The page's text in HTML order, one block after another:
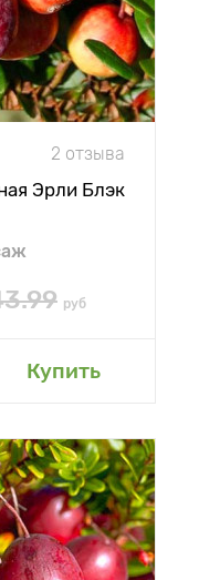
2 отзыва
Эрли Блэк
руб
Купить